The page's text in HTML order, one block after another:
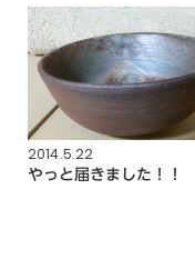
2014.5.22
やっと届きました！！